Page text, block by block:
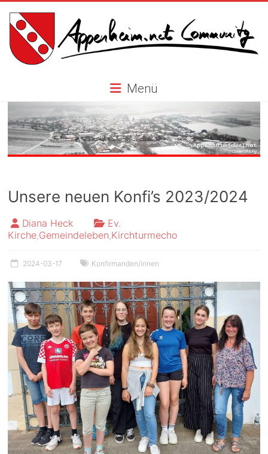
content
Appenheim.net
Community
Menü
Unsere neuen Konfi’s 2023/2024
Diana Heck
Ev.
Kirche,Gemeindeleben,Kirchturmecho
2024-03-17 Konfirmanden/innen